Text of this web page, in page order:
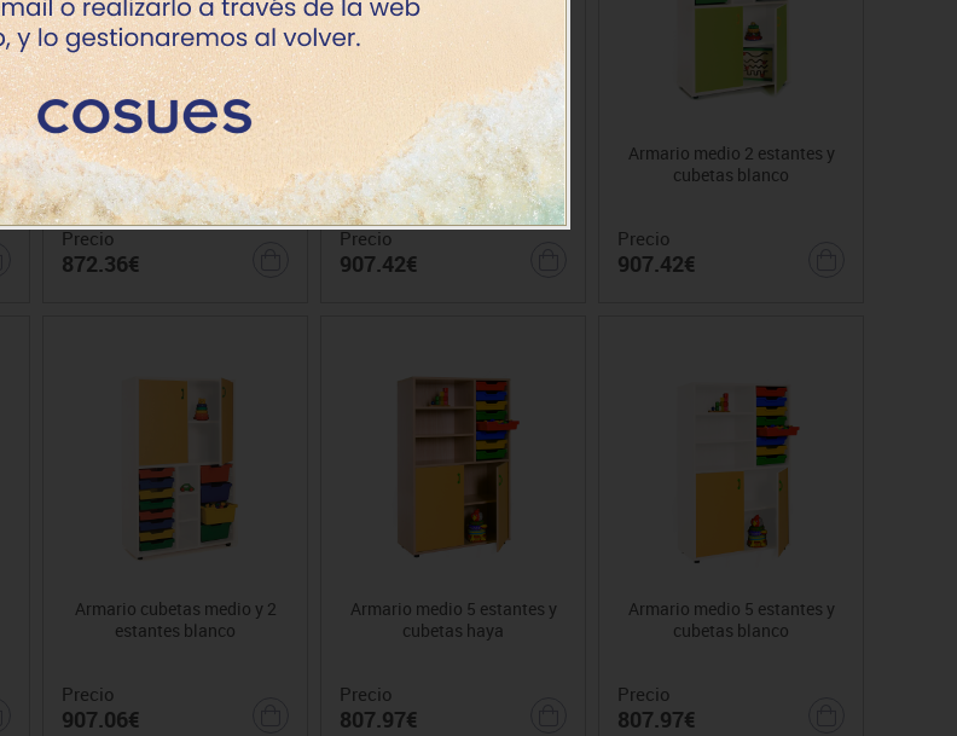
Armario medio 3 estantes y
cubetas blanco
Precio
872.36€
Armario medio 2 estantes y
cubetas haya
Precio
907.42€
Armario medio 2 estantes y
cubetas blanco
Precio
907.42€
Armario cubetas medio y 2
estantes blanco
Precio
907.06€
Armario medio 5 estantes y
cubetas haya
Precio
807.97€
Armario medio 5 estantes y
cubetas blanco
Precio
807.97€